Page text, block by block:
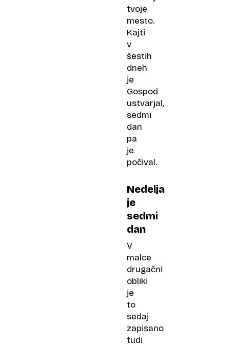
tvoje
mesto.
Kajti
v
šestih
dneh
je
Gospod
ustvarjal,
sedmi
dan
pa
je
počival.
Nedelja
je
sedmi
dan
V
malce
drugačni
obliki
je
to
sedaj
zapisano
tudi